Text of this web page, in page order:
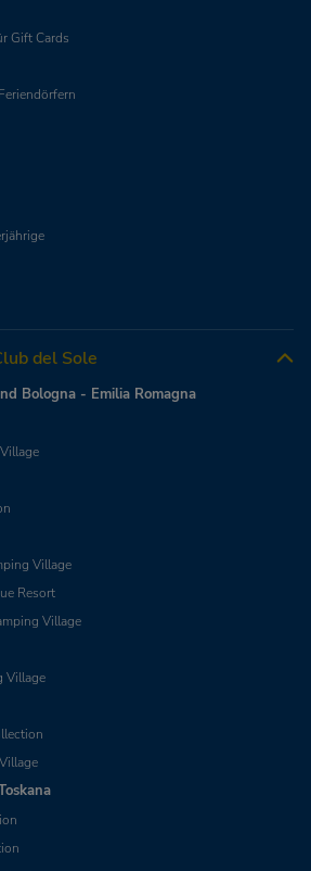
Gift Cards
del Sole
Bologna - Emilia Romagna
Village
Resort
Village
Village